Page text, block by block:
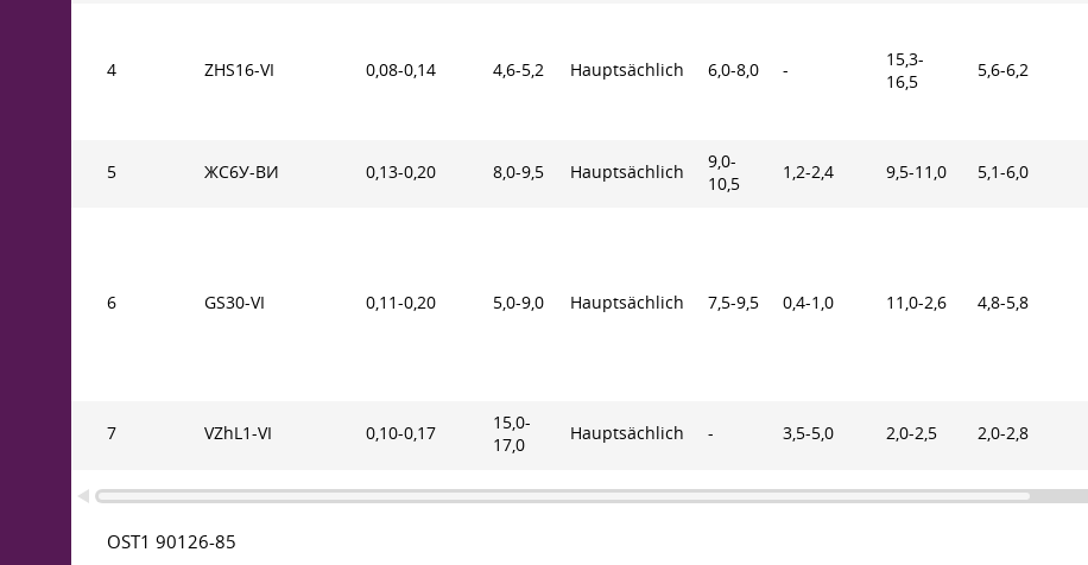
4 ZHS16-VI 0,08-0,14 4,6-5,2 Hauptsächlich 6,0-8,0 -
15,3-
16,5
5,6-6,2
5 ЖС6У-ВИ 0,13-0,20 8,0-9,5 Hauptsächlich
9,0-
10,5
1,2-2,4 9,5-11,0 5,1-6,0
6 GS30-VI 0,11-0,20 5,0-9,0 Hauptsächlich 7,5-9,5 0,4-1,0 11,0-2,6 4,8-5,8
7 VZhL1-VI 0,10-0,17
15,0-
17,0
Hauptsächlich - 3,5-5,0 2,0-2,5 2,0-2,8
OST1 90126-85